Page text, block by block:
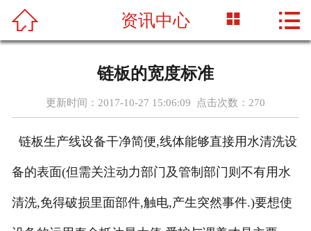
 首页
工程案例
车间设备
 资讯中心  
链板的宽度标准
更新时间：2017-10-27 15:06:09 点击次数： 270
链板生产线设备干净简便,线体能够直接用水清洗设
备的表面(但需关注动力部门及管制部门则不有用水
清洗,免得破损里面部件,触电,产生突然事件.)要想使